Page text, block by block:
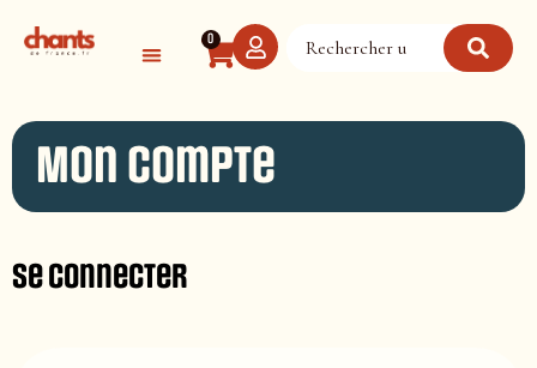
0
Mon compte
Se connecter